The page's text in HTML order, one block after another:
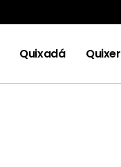
Quixadá